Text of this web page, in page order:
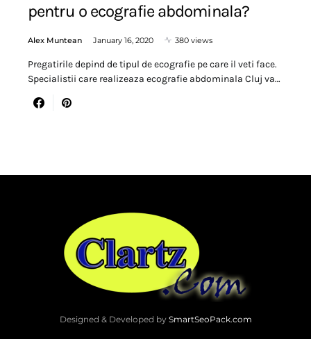
pentru o ecografie abdominala?
Alex Muntean January 16, 2020 380 views
Pregatirile depind de tipul de ecografie pe care il veti face.
Specialistii care realizeaza ecografie abdominala Cluj va…
Designed & Developed by SmartSeoPack.com